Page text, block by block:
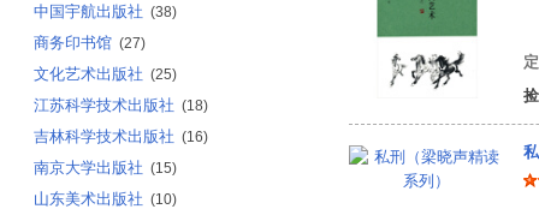
中国宇航出版社 (38)
商务印书馆 (27)
文化艺术出版社 (25)
江苏科学技术出版社 (18)
吉林科学技术出版社 (16)
南京大学出版社 (15)
山东美术出版社 (10)